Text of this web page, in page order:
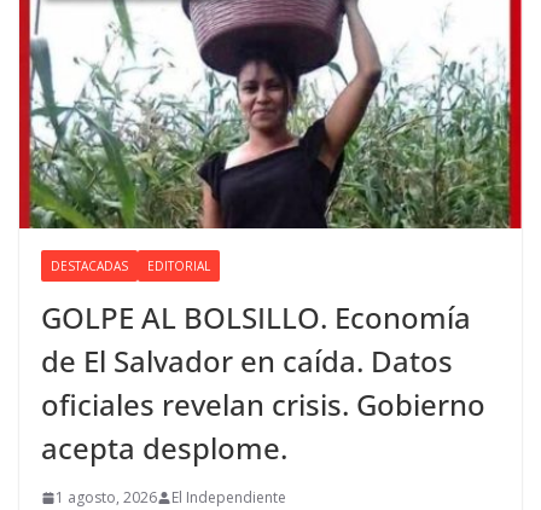
DESTACADAS EDITORIAL
GOLPE AL BOLSILLO. Economía
de El Salvador en caída. Datos
oficiales revelan crisis. Gobierno
acepta desplome.
1 agosto, 2026 El Independiente